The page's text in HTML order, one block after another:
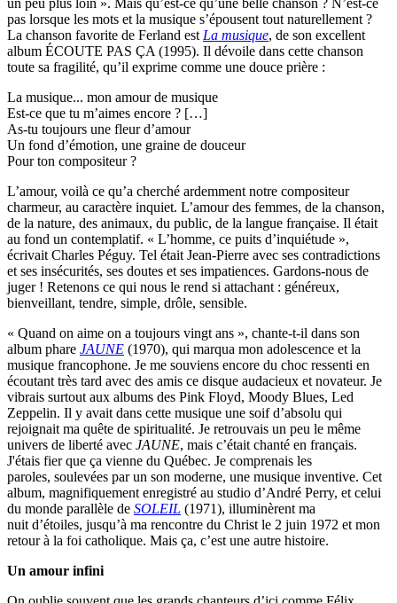
pas lorsque les mots et la musique s’épousent tout naturellement ?
La chanson favorite de Ferland est La musique, de son excellent
album ÉCOUTE PAS ÇA (1995). Il dévoile dans cette chanson
toute sa fragilité, qu’il exprime comme une douce prière :
La musique... mon amour de musique
Est-ce que tu m’aimes encore ? […]
As-tu toujours une fleur d’amour
Un fond d’émotion, une graine de douceur
Pour ton compositeur ?
L’amour, voilà ce qu’a cherché ardemment notre compositeur
charmeur, au caractère inquiet. L’amour des femmes, de la chanson,
de la nature, des animaux, du public, de la langue française. Il était
au fond un contemplatif. « L’homme, ce puits d’inquiétude »,
écrivait Charles Péguy. Tel était Jean-Pierre avec ses contradictions
et ses insécurités, ses doutes et ses impatiences. Gardons-nous de
juger ! Retenons ce qui nous le rend si attachant : généreux,
bienveillant, tendre, simple, drôle, sensible.
« Quand on aime on a toujours vingt ans », chante-t-il dans son
album phare JAUNE (1970), qui marqua mon adolescence et la
musique francophone. Je me souviens encore du choc ressenti en
écoutant très tard avec des amis ce disque audacieux et novateur. Je
vibrais surtout aux albums des Pink Floyd, Moody Blues, Led
Zeppelin. Il y avait dans cette musique une soif d’absolu qui
rejoignait ma quête de spiritualité. Je retrouvais un peu le même
univers de liberté avec JAUNE, mais c’était chanté en français.
J'étais fier que ça vienne du Québec. Je comprenais les
paroles, soulevées par un son moderne, une musique inventive. Cet
album, magnifiquement enregistré au studio d’André Perry, et celui
du monde parallèle de SOLEIL (1971), illuminèrent ma
nuit d’étoiles, jusqu’à ma rencontre du Christ le 2 juin 1972 et mon
retour à la foi catholique. Mais ça, c’est une autre histoire.
Un amour infini